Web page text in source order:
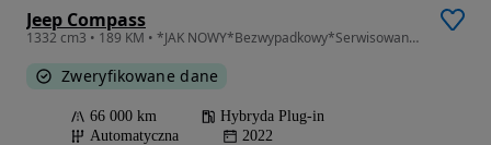
Jeep Compass
1332 cm3 • 189 KM • *JAK NOWY*Bezwypadkowy*Serwisowany*Śliczny*Możliwa Zamiana*
Zweryfikowane dane
66 000 km
Hybryda Plug-in
Automatyczna
2022